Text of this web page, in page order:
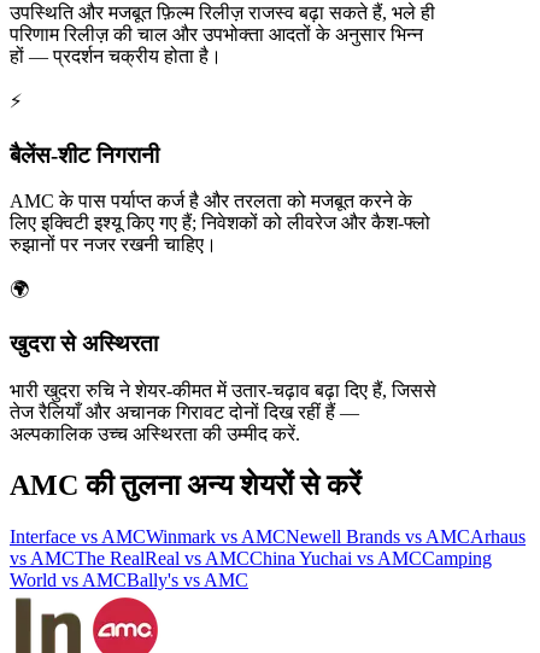
उपस्थिति और मजबूत फ़िल्म रिलीज़ राजस्व बढ़ा सकते हैं, भले ही
परिणाम रिलीज़ की चाल और उपभोक्ता आदतों के अनुसार भिन्न
हों — प्रदर्शन चक्रीय होता है।
⚡
बैलेंस‑शीट निगरानी
AMC के पास पर्याप्त कर्ज है और तरलता को मजबूत करने के
लिए इक्विटी इश्यू किए गए हैं; निवेशकों को लीवरेज और कैश-फ्लो
रुझानों पर नजर रखनी चाहिए।
🌍
खुदरा से अस्थिरता
भारी खुदरा रुचि ने शेयर-कीमत में उतार-चढ़ाव बढ़ा दिए हैं, जिससे
तेज रैलियाँ और अचानक गिरावट दोनों दिख रहीं हैं —
अल्पकालिक उच्च अस्थिरता की उम्मीद करें.
AMC की तुलना अन्य शेयरों से करें
Interface vs AMCWinmark vs AMCNewell Brands vs AMCArhaus
vs AMCThe RealReal vs AMCChina Yuchai vs AMCCamping
World vs AMCBally's vs AMC